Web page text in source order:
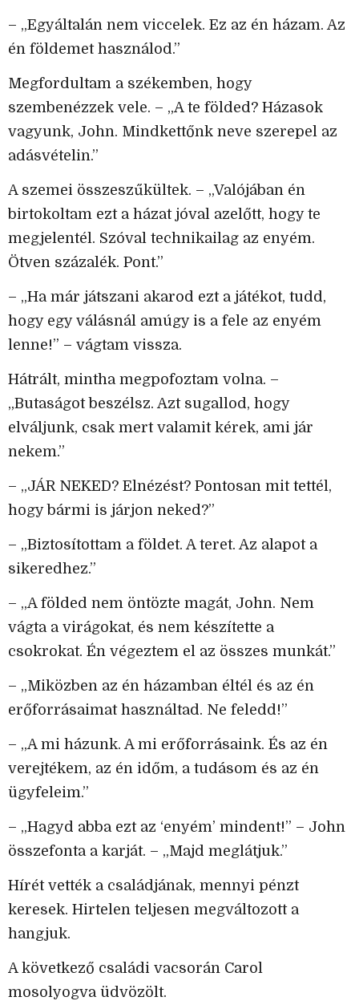
– „Egyáltalán nem viccelek. Ez az én házam. Az
én földemet használod.”
Megfordultam a székemben, hogy
szembenézzek vele. – „A te földed? Házasok
vagyunk, John. Mindkettőnk neve szerepel az
adásvételin.”
A szemei összeszűkültek. – „Valójában én
birtokoltam ezt a házat jóval azelőtt, hogy te
megjelentél. Szóval technikailag az enyém.
Ötven százalék. Pont.”
– „Ha már játszani akarod ezt a játékot, tudd,
hogy egy válásnál amúgy is a fele az enyém
lenne!” – vágtam vissza.
Hátrált, mintha megpofoztam volna. –
„Butaságot beszélsz. Azt sugallod, hogy
elváljunk, csak mert valamit kérek, ami jár
nekem.”
– „JÁR NEKED? Elnézést? Pontosan mit tettél,
hogy bármi is járjon neked?”
– „Biztosítottam a földet. A teret. Az alapot a
sikeredhez.”
– „A földed nem öntözte magát, John. Nem
vágta a virágokat, és nem készítette a
csokrokat. Én végeztem el az összes munkát.”
– „Miközben az én házamban éltél és az én
erőforrásaimat használtad. Ne feledd!”
– „A mi házunk. A mi erőforrásaink. És az én
verejtékem, az én időm, a tudásom és az én
ügyfeleim.”
– „Hagyd abba ezt az ‘enyém’ mindent!” – John
összefonta a karját. – „Majd meglátjuk.”
Hírét vették a családjának, mennyi pénzt
keresek. Hirtelen teljesen megváltozott a
hangjuk.
A következő családi vacsorán Carol
mosolyogva üdvözölt.